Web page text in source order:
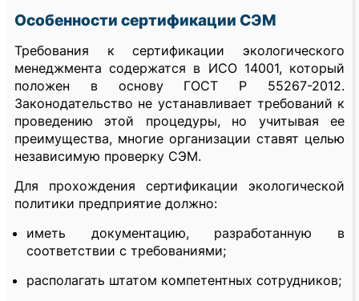
Особенности сертификации СЭМ
Требования к сертификации экологического
менеджмента содержатся в ИСО 14001, который
положен в основу ГОСТ Р 55267-2012.
Законодательство не устанавливает требований к
проведению этой процедуры, но учитывая ее
преимущества, многие организации ставят целью
независимую проверку СЭМ.
Для прохождения сертификации экологической
политики предприятие должно:
иметь документацию, разработанную в
соответствии с требованиями;
располагать штатом компетентных сотрудников;